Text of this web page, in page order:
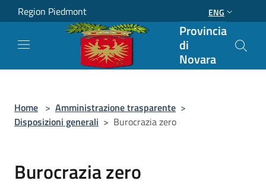
Salta al contenuto principale
Region Piedmont ENG
Provincia
di
Novara
Home > Amministrazione trasparente >
Disposizioni generali > Burocrazia zero
Burocrazia zero